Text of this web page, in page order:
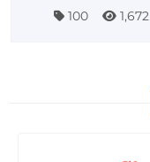
100 1,672